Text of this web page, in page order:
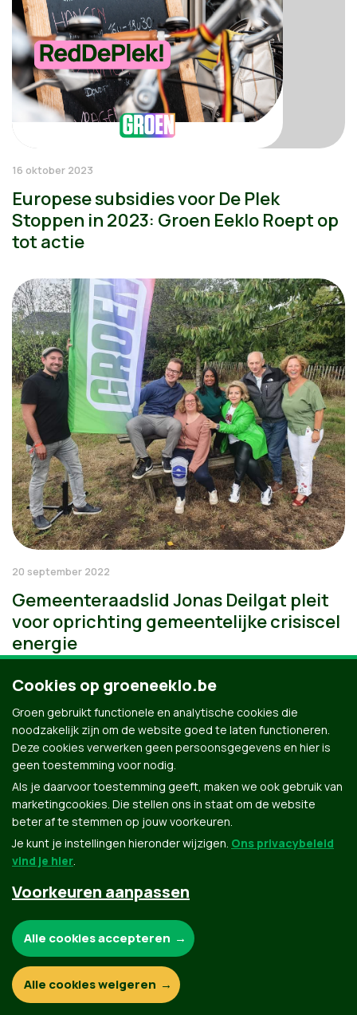
16 oktober 2023
Europese subsidies voor De Plek
Stoppen in 2023: Groen Eeklo Roept op
tot actie
20 september 2022
Gemeenteraadslid Jonas Deilgat pleit
voor oprichting gemeentelijke crisiscel
energie
Groen.be
© Copyright Groen 2026 | Gemaakt met NationBuilder
Contact Privacybeleid
Cookies op groeneeklo.be
Groen gebruikt functionele en analytische cookies die
noodzakelijk zijn om de website goed te laten functioneren.
Deze cookies verwerken geen persoonsgegevens en hier is
geen toestemming voor nodig.
Als je daarvoor toestemming geeft, maken we ook gebruik van
marketingcookies. Die stellen ons in staat om de website
beter af te stemmen op jouw voorkeuren.
Je kunt je instellingen hieronder wijzigen. Ons privacybeleid
vind je hier.
Voorkeuren aanpassen
Functionele en analytische cookies:
Alle cookies accepteren
Alle cookies weigeren